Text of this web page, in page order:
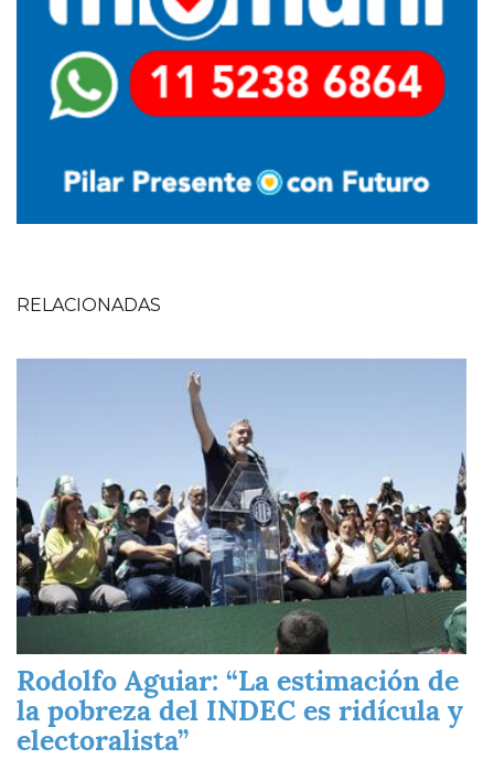
RELACIONADAS
Rodolfo Aguiar: “La estimación de
la pobreza del INDEC es ridícula y
electoralista”